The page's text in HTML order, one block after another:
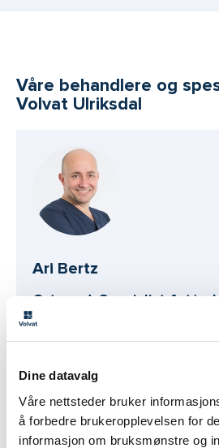
Dine datavalg
Våre nettsteder bruker
å forbedre brukeropplevelsen for
informasjon om bruksmønstre og
Våre behandlere og
Volvat Ulriksdal
Ari Bertz
Ortoped: Spesialist fot/
legg
Se alle behandlere